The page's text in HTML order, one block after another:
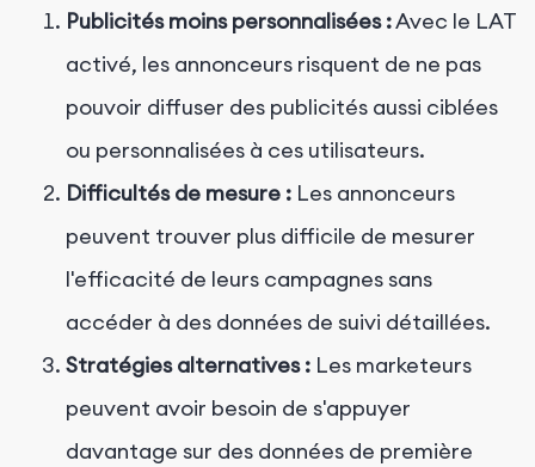
Publicités moins personnalisées :Avec le LAT
activé, les annonceurs risquent de ne pas
pouvoir diffuser des publicités aussi ciblées
ou personnalisées à ces utilisateurs.
Difficultés de mesure : Les annonceurs
peuvent trouver plus difficile de mesurer
l'efficacité de leurs campagnes sans
accéder à des données de suivi détaillées.
Stratégies alternatives : Les marketeurs
peuvent avoir besoin de s'appuyer
davantage sur des données de première